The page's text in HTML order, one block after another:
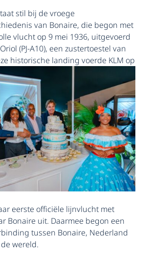
stil bij de vroege
van Bonaire, die begon met
vlucht op 9 mei 1936, uitgevoerd
(PJ-A10), een zustertoestel van
historische landing voerde KLM op
eerste officiële lijnvlucht met
Bonaire uit. Daarmee begon een
tussen Bonaire, Nederland
wereld.